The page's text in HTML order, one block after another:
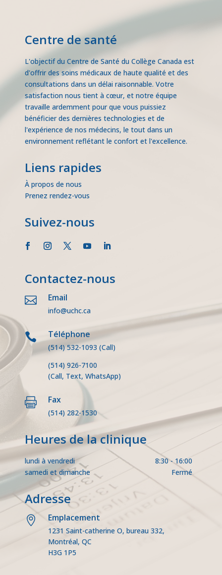
Centre de santé
L'objectif du Centre de Santé du Collège Canada est
d'offrir des soins médicaux de haute qualité et des
consultations dans un délai raisonnable. Votre
satisfaction nous tient à cœur, et notre équipe
travaille ardemment pour que vous puissiez
bénéficier des dernières technologies et de
l'expérience de nos médecins, le tout dans un
environnement reflétant le confort et l'excellence.
Liens rapides
À propos de nous
Prenez rendez-vous
Suivez-nous
Contactez-nous
 Email
info@uchc.ca
 Téléphone
(514) 532-1093 (Call)
(514) 926-7100
(Call, Text, WhatsApp)
 Fax
(514) 282-1530
Heures de la clinique
lundi à vendredi
8:30 - 16:00
samedi et dimanche
Fermé
Adresse
 Emplacement
1231 Saint-catherine O, bureau 332,
Montréal, QC
H3G 1P5